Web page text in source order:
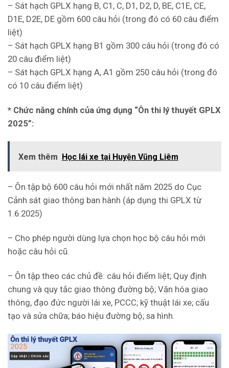
– Sát hạch GPLX hạng B, C1, C, D1, D2, D, BE, C1E, CE,
D1E, D2E, DE gồm 600 câu hỏi (trong đó có 60 câu điểm
liệt)
– Sát hạch GPLX hạng B1 gồm 300 câu hỏi (trong đó có
20 câu điểm liệt)
– Sát hạch GPLX hạng A, A1 gồm 250 câu hỏi (trong đó
có 10 câu điểm liệt)
* Chức năng chính của ứng dụng “Ôn thi lý thuyết GPLX
2025”:
Xem thêm Học lái xe tại Huyện Vũng Liêm
– Ôn tập bộ 600 câu hỏi mới nhất năm 2025 do Cục
Cảnh sát giao thông ban hành (áp dụng thi GPLX từ
1.6.2025)
– Cho phép người dùng lựa chọn học bộ câu hỏi mới
hoặc câu hỏi cũ.
– Ôn tập theo các chủ đề: câu hỏi điểm liệt; Quy định
chung và quy tắc giao thông đường bộ; Văn hóa giao
thông, đạo đức người lái xe, PCCC; kỹ thuật lái xe; cấu
tạo và sửa chữa; báo hiệu đường bộ; sa hình.